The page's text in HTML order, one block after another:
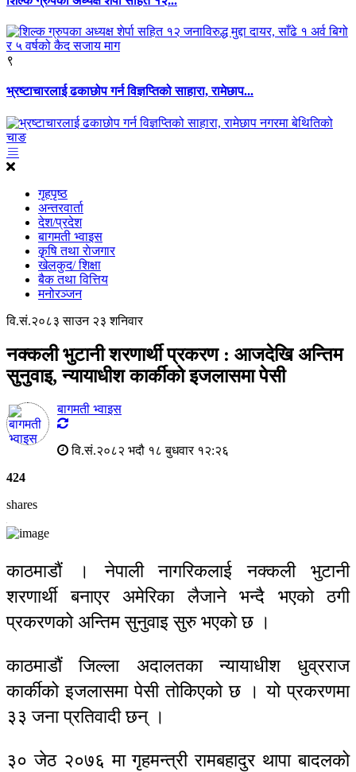
९
भ्रष्टाचारलाई ढकाछोप गर्न विज्ञप्तिको साहारा, रामेछाप...
गृहपृष्ठ
अन्तरवार्ता
देश/प्रदेश
बागमती भ्वाइस
कृृषि तथा राेजगार
खेलकुद/ शिक्षा
बैक तथा वित्तिय
मनोरञ्जन
वि.सं.२०८३ साउन २३ शनिवार
नक्कली भुटानी शरणार्थी प्रकरण : आजदेखि अन्तिम
सुनुवाइ, न्यायाधीश कार्कीको इजलासमा पेसी
बागमती भ्वाइस
वि.सं.२०८२ भदौ १८ बुधवार १२:२६
424
shares
काठमाडौं । नेपाली नागरिकलाई नक्कली भुटानी
शरणार्थी बनाएर अमेरिका लैजाने भन्दै भएको ठगी
प्रकरणको अन्तिम सुनुवाइ सुरु भएको छ ।
काठमाडौं जिल्ला अदालतका न्यायाधीश धुव्रराज
कार्कीको इजलासमा पेसी तोकिएको छ । यो प्रकरणमा
३३ जना प्रतिवादी छन् ।
३० जेठ २०७६ मा गृहमन्त्री रामबहादुर थापा बादलको